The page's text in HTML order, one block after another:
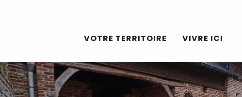
VOTRE TERRITOIRE VIVRE ICI